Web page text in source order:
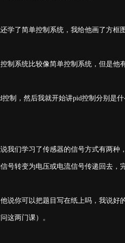
学了简单控制系统，我给他画了方
制系统比较像简单控制系统，但是
制，然后我就开始讲pid控制分别是
我们学习了传感器的信号方式有两
号转变为电压或电流信号传递回去，
说你可以把题目写在纸上吗，我说
这两门课）。